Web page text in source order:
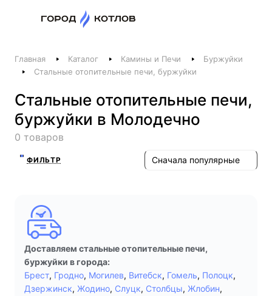
Телефоны
+375 44 511-06-41
+375 29 237-06-41
Котлы и отопление
+375 44 521-06-41
Печи, камины, бани
Главная Каталог Камины и Печи
Буржуйки
Стальные отопительные печи, буржуйки
Стальные отопительные печи,
буржуйки в Молодечно
0 товаров
ФИЛЬТР Сначала популярные
Доставляем стальные отопительные печи,
буржуйки в города:
Брест, Гродно, Могилев, Витебск, Гомель, Полоцк,
Дзержинск, Жодино, Слуцк, Столбцы, Жлобин,